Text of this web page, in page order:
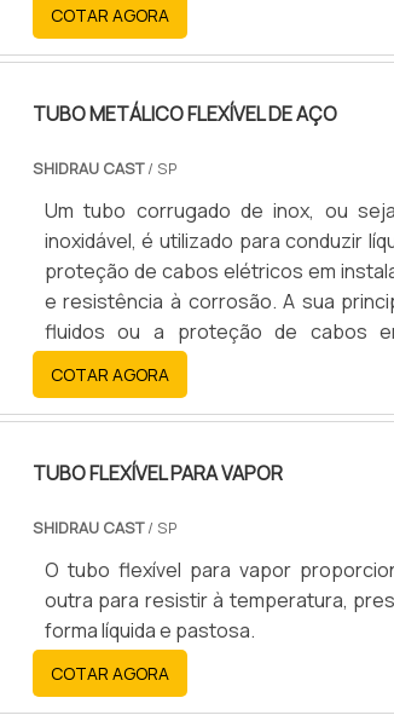
COTAR AGORA
TUBO METÁLICO FLEXÍVEL DE AÇO
SHIDRAU CAST/ SP
Um tubo corrugado de inox, ou
inoxidável, é utilizado para conduzir
proteção de cabos elétricos em
e resistência à corrosão. A sua
fluidos ou a proteção de cabos
vibrações ou necessidade de fácil
COTAR AGORA
TUBO FLEXÍVEL PARA VAPOR
SHIDRAU CAST/ SP
O tubo flexível para vapor
outra para resistir à temperatura,
forma líquida e pastosa.
COTAR AGORA